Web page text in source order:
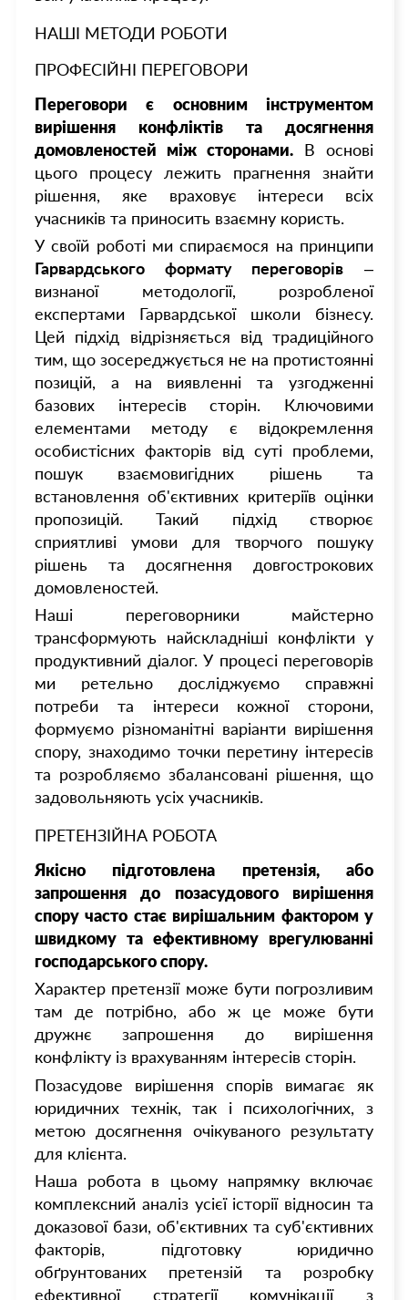
НАШІ МЕТОДИ РОБОТИ
ПРОФЕСІЙНІ ПЕРЕГОВОРИ
Переговори є основним інструментом
вирішення конфліктів та досягнення
домовленостей між сторонами. В основі
цього процесу лежить прагнення знайти
рішення, яке враховує інтереси всіх
учасників та приносить взаємну користь.
У своїй роботі ми спираємося на принципи
Гарвардського формату переговорів –
визнаної методології, розробленої
експертами Гарвардської школи бізнесу.
Цей підхід відрізняється від традиційного
тим, що зосереджується не на протистоянні
позицій, а на виявленні та узгодженні
базових інтересів сторін. Ключовими
елементами методу є відокремлення
особистісних факторів від суті проблеми,
пошук взаємовигідних рішень та
встановлення об'єктивних критеріїв оцінки
пропозицій. Такий підхід створює
сприятливі умови для творчого пошуку
рішень та досягнення довгострокових
домовленостей.
Наші переговорники майстерно
трансформують найскладніші конфлікти у
продуктивний діалог. У процесі переговорів
ми ретельно досліджуємо справжні
потреби та інтереси кожної сторони,
формуємо різноманітні варіанти вирішення
спору, знаходимо точки перетину інтересів
та розробляємо збалансовані рішення, що
задовольняють усіх учасників.
ПРЕТЕНЗІЙНА РОБОТА
Якісно підготовлена претензія, або
запрошення до позасудового вирішення
спору часто стає вирішальним фактором у
швидкому та ефективному врегулюванні
господарського спору.
Характер претензії може бути погрозливим
там де потрібно, або ж це може бути
дружнє запрошення до вирішення
конфлікту із врахуванням інтересів сторін.
Позасудове вирішення спорів вимагає як
юридичних технік, так і психологічних, з
метою досягнення очікуваного результату
для клієнта.
Наша робота в цьому напрямку включає
комплексний аналіз усієї історії відносин та
доказової бази, об'єктивних та суб'єктивних
факторів, підготовку юридично
обґрунтованих претензій та розробку
ефективної стратегії комунікації з